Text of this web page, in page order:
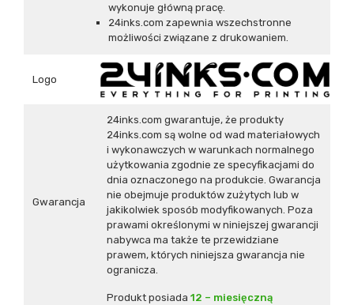
wykonuje główną pracę.
24inks.com zapewnia wszechstronne
możliwości związane z drukowaniem.
Logo
Gwarancja
24inks.com gwarantuje, że produkty
24inks.com są wolne od wad materiałowych
i wykonawczych w warunkach normalnego
użytkowania zgodnie ze specyfikacjami do
dnia oznaczonego na produkcie. Gwarancja
nie obejmuje produktów zużytych lub w
jakikolwiek sposób modyfikowanych. Poza
prawami określonymi w niniejszej gwarancji
nabywca ma także te przewidziane
prawem, których niniejsza gwarancja nie
ogranicza.
Produkt posiada 12 – miesięczną